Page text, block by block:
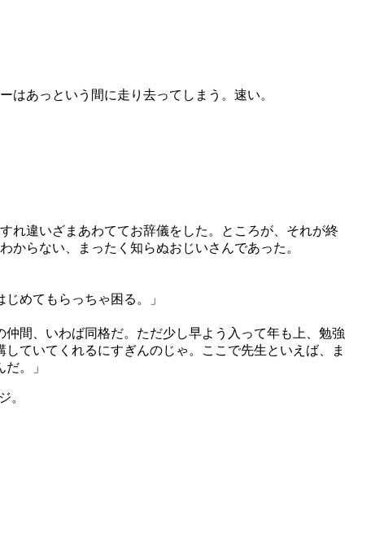
はあっという間に走り去ってしまう。速い。
れ違いざまあわててお辞儀をした。ところが、それが終
らない、まったく知らぬおじいさんであった。
めてもらっちゃ困る。」
間、いわば同格だ。ただ少し早よう入って年も上、勉強
ていてくれるにすぎんのじゃ。ここで先生といえば、ま
。」
。